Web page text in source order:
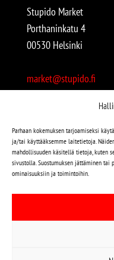
Parhaan kokemuksen tarjoamiseksi
ja/tai käyttääksemme laitetietoja.
mahdollisuuden käsitellä tietoja, kuten
sivustolla. Suostumuksen jättäminen
ominaisuuksiin ja toimintoihin.
Stupido Market
Porthaninkatu 4
00530 Helsinki
market@stupido.fi
Avoinna:
arkisin 12-18
lauantaisin 12-17
Stupido löytyy myös
Stupido Marketista
levyt, vaatteet, kirjat,